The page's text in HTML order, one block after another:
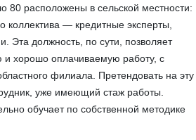
80 расположены в сельской местности:
коллектива — кредитные эксперты,
Эта должность, по сути, позволяет
и хорошо оплачиваемую работу, с
филиала. Претендовать на эту
уже имеющий стаж работы.
обучает по собственной методике